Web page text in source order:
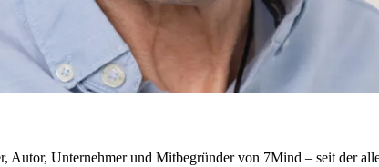
Autor, Unternehmer und Mitbegründer von 7Mind – seit der